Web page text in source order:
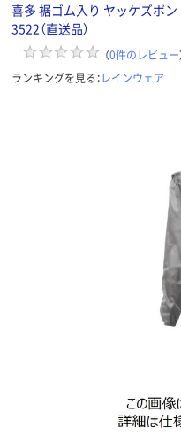
喜多 裾ゴム入り ヤッケズボ
3522（直送品）
（0件のレビュー
ランキングを見る：レインウェア